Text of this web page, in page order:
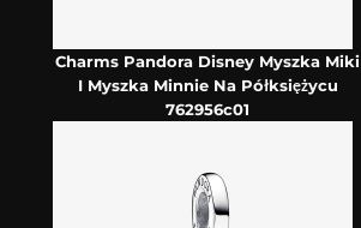
Charms Pandora Disney Myszka Miki
I Myszka Minnie Na Półksiężycu
762956c01